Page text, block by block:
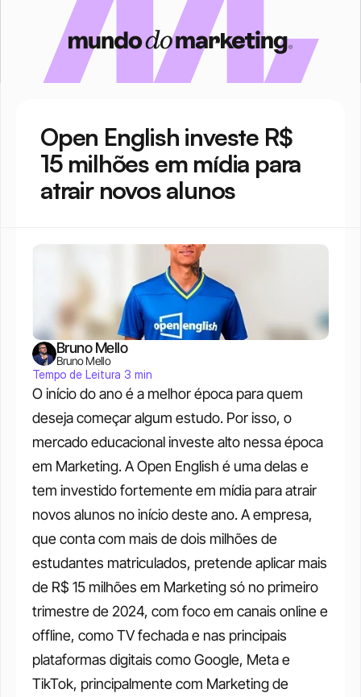
Open English investe R$
15 milhões em mídia para
atrair novos alunos
O início do ano é a melhor época para quem
deseja começar algum estudo. Por isso, o
mercado educacional investe alto nessa época
em Marketing. A Open English é uma delas e
tem investido fortemente em mídia para atrair
novos alunos no início deste ano. A empresa,
que conta com mais de dois milhões de
estudantes matriculados, pretende aplicar mais
de R$ 15 milhões em Marketing só no primeiro
trimestre de 2024, com foco em canais online e
offline, como TV fechada e nas principais
plataformas digitais como Google, Meta e
TikTok, principalmente com Marketing de
Bruno Mello
Bruno Mello
Tempo de Leitura 3 min